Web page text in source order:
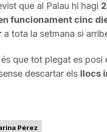
que al Palau hi hagi
funcionament cinc
a tota la setmana si
que tot plegat es posi
descartar els llocs
Pérez